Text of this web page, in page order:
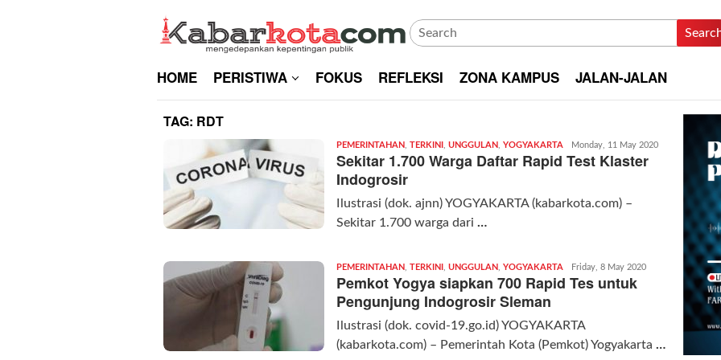
HOME PERISTIWA FOKUS REFLEKSI ZONA KAMPUS JALAN-JALAN
TAG: RDT
PEMERINTAHAN TERKINI UNGGULAN YOGYAKARTA Redaksi
Monday, 11 May 2020
Sekitar 1.700 Warga Daftar Rapid Test Klaster
Indogrosir
Ilustrasi (dok. ajnn) YOGYAKARTA (kabarkota.com) –
Sekitar 1.700 warga dari …
PEMERINTAHAN TERKINI UNGGULAN YOGYAKARTA Redaksi
|
Friday, 8 May 2020
Pemkot Yogya siapkan 700 Rapid Tes untuk
Pengunjung Indogrosir Sleman
Ilustrasi (dok. covid-19.go.id) YOGYAKARTA
(kabarkota.com) – Pemerintah Kota (Pemkot) Yogyakarta …